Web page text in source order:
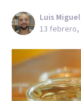
Luis
13 febrero,